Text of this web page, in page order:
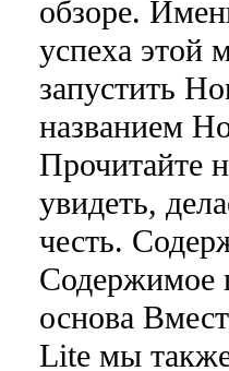
обзоре.
успеха этой
запустить
названием
Прочитайте
увидеть,
честь.
Содержимое
основа
Lite мы